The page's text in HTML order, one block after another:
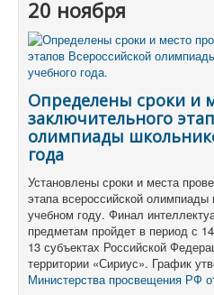
20 ноября
Определены сроки и
заключительного
олимпиады
года
Установлены сроки и места
этапа всероссийской
учебном году. Финал
предметам пройдет в период с
13 субъектах Российской
территории «Сириус». График
Министерства просвещения РФ